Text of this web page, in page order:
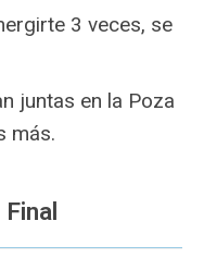
digestivo.3 veces, se
juntas en la Poza
más.